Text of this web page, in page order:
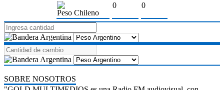
Peso Chileno
0 0
SOBRE NOSOTROS